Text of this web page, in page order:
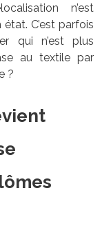
n’est
C’est parfois
qui n’est plus
au textile par
?